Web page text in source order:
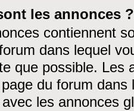
les annonces ?
contiennent
dans lequel
que possible. Les
du forum dans
les annonces